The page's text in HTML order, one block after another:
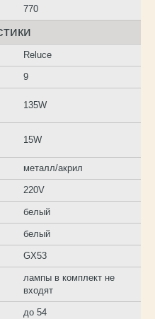
770
Reluce
9
135W
15W
металл/акрил
220V
белый
белый
GX53
лампы в комплект не
входят
до 54